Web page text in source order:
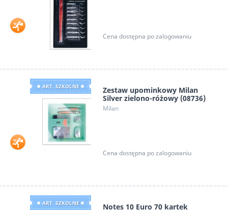
Cena dostępna po zalogowaniu
ART. SZKOLNE
Zestaw upominkowy Milan
Silver zielono-różowy (08736)
Milan
Cena dostępna po zalogowaniu
ART. SZKOLNE Notes 10 Euro 70 kartek